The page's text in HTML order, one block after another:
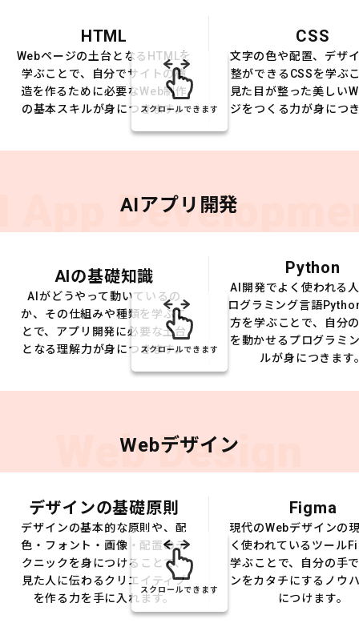
HTML
Webページの土台となるHTMLを
学ぶことで、自分でサイトの構
造を作るために必要なWeb制作
の基本スキルが身につきます。
CSS
文字の色や配置、デザ
整ができるCSSを学ぶ
見た目が整った美しい
ジをつくる力が身につ
スクロールできます
App AIアプリ開発
AIの基礎知識
AIがどうやって動いているの
か、その仕組みや種類を学ぶこ
とで、アプリ開発に必要な土台
となる理解力が身につきます。
Python
AI開発でよく使われる
ログラミング言語
方を学ぶことで、自分
を動かせるプログラミ
ルが身につきます
スクロールできます
Web Design
Webデザイン
デザインの基礎原則
デザインの基本的な原則や、配
色・フォント・画像・配置のテ
クニックを身につけることで、
見た人に伝わるクリエイティブ
を作る力を手に入れます。
Figma
現代のWebデザインの
く使われているツール
学ぶことで、自分の手
ンをカタチにするノウ
につけます。
スクロールできます